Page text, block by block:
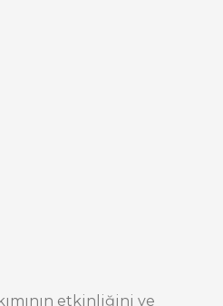
etkinliğini ve